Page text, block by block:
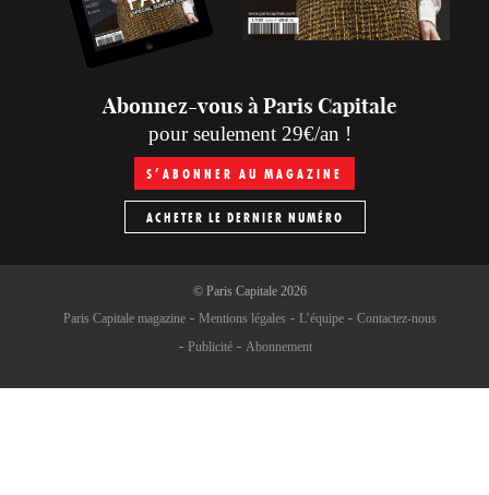
Abonnez-vous à Paris Capitale
pour seulement 29€/an !
S’ABONNER AU MAGAZINE
ACHETER LE DERNIER NUMÉRO
© Paris Capitale2026
Paris Capitale magazine
Mentions légales L’équipe
Contactez-nous
Publicité
Abonnement